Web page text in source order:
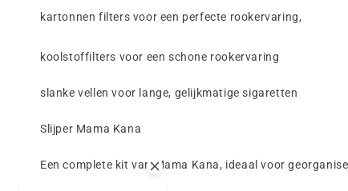
kartonnen filters voor een perfecte rookervaring,
koolstoffilters voor een schone rookervaring
slanke vellen voor lange, gelijkmatige sigaretten
Slijper Mama Kana
Een complete kit van Mama Kana, ideaal voor